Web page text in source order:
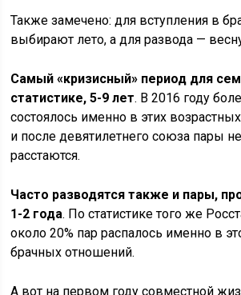
Также замечено: для вступления в
выбирают лето, а для развода —
Самый «кризисный» период для
статистике, 5-9 лет. В 2016 году
состоялось именно в этих
и после девятилетнего союза пары
расстаются.
Часто разводятся также и пары,
1-2 года. По статистике того же
около 20% пар распалось именно в
брачных отношений.
А вот на первом году совместной